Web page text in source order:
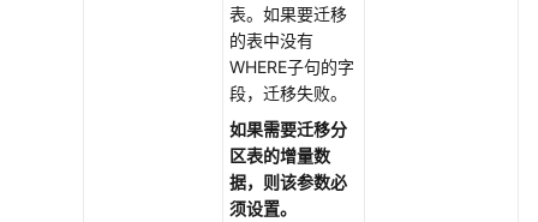
表。如果要迁移
的表中没有
WHERE子句的字
段，迁移失败。
如果需要迁移分
区表的增量数
据，则该参数必
须设置。